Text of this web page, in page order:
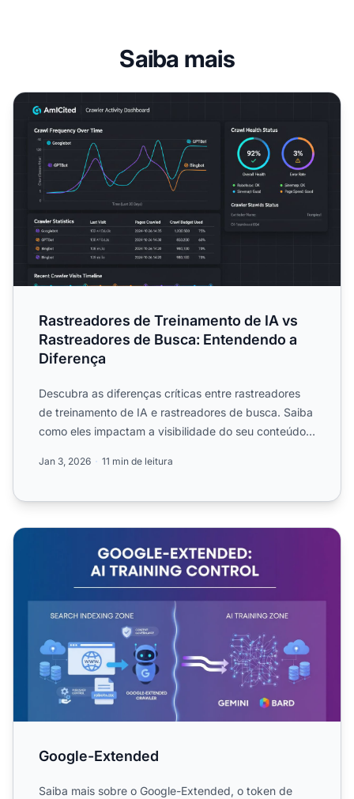
Saiba mais
Rastreadores de Treinamento de IA vs Rastreadores de
Rastreadores de Treinamento de IA vs
Rastreadores de Busca: Entendendo a
Diferença
Descubra as diferenças críticas entre rastreadores
de treinamento de IA e rastreadores de busca. Saiba
como eles impactam a visibilidade do seu conteúdo,
Jan 3, 2026 11 min de leitura
Google-Extended
Google-Extended
Saiba mais sobre o Google-Extended, o token de